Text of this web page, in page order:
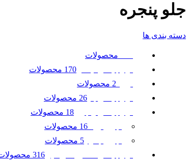
جلو پنجره
دسته بندی ها
محصولات
170 محصولات
2 محصولات
26 محصولات
18 محصولات
16 محصولات
5 محصولات
316 محصولات